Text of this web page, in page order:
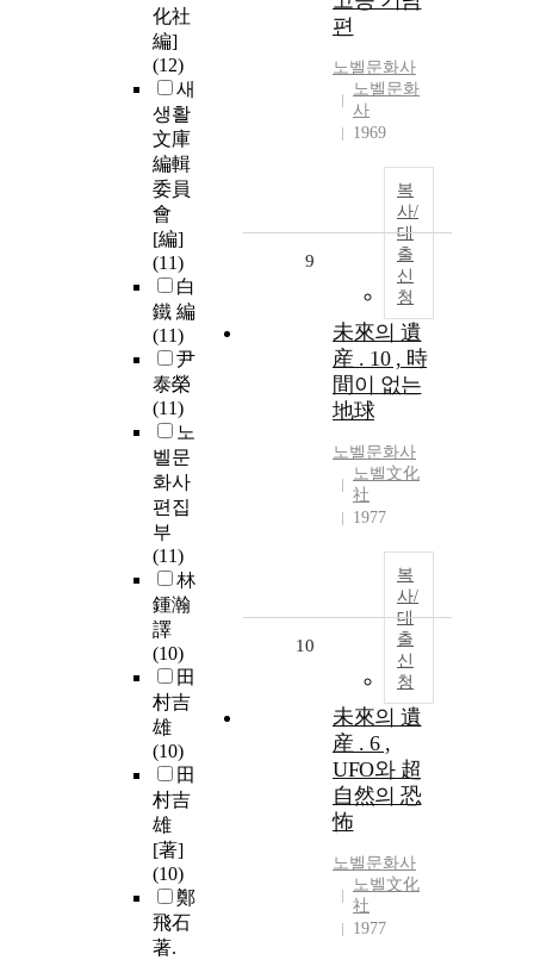
化社
編]
(12)
새
생활
文庫
編輯
委員
會
[編]
(11)
白
鐵 編
(11)
尹
泰榮
(11)
노
벨문
화사
편집
부
(11)
林
鍾瀚
譯
(10)
田
村吉
雄
(10)
田
村吉
雄
[著]
(10)
鄭
飛石
著.
편
노벨문화사
노벨문화
사
1969
복
사/
대
출
신
청
9
未來의 遺
産 . 10 , 時
間이 없는
地球
노벨문화사
노벨文化
社
1977
복
사/
대
출
신
청
10
未來의 遺
産 . 6 ,
UFO와 超
自然의 恐
怖
노벨문화사
노벨文化
社
1977